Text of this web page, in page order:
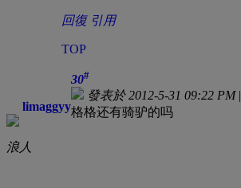
回復 引用
TOP
limaggyy
浪人
30#
發表於 2012-5-31 09:22 PM|
格格还有骑驴的吗